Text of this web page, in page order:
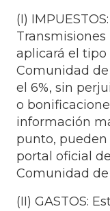
(I)
Transmisiones
aplicará el
Comunidad
el 6%, sin
o
información
punto,
portal oficial
Comunidad
(II) GASTOS: